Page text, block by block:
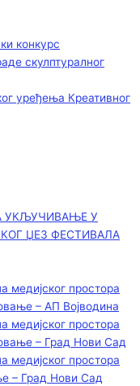
конкурс
скулптуралног
уређења Креативног
УКЉУЧИВАЊЕ У
ЏЕЗ ФЕСТИВАЛА
медијског простора
– АП Војводинa
медијског простора
– Град Нови Сад
медијског простора
– Град Нови Сад